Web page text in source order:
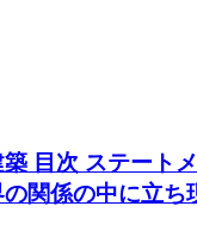
築 目次 ステート
関係の中に立